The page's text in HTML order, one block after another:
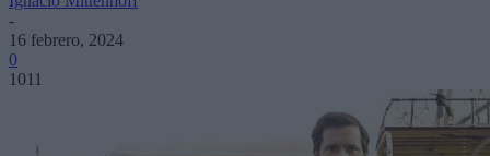
-
16 febrero, 2024
0
1011